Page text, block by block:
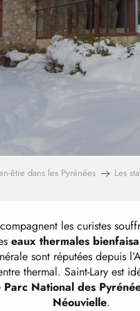
être dans les Pyrénées Les
les curistes
eaux thermales
sont réputées depuis
thermal. Saint-Lary est
Parc National des
Néouvielle.